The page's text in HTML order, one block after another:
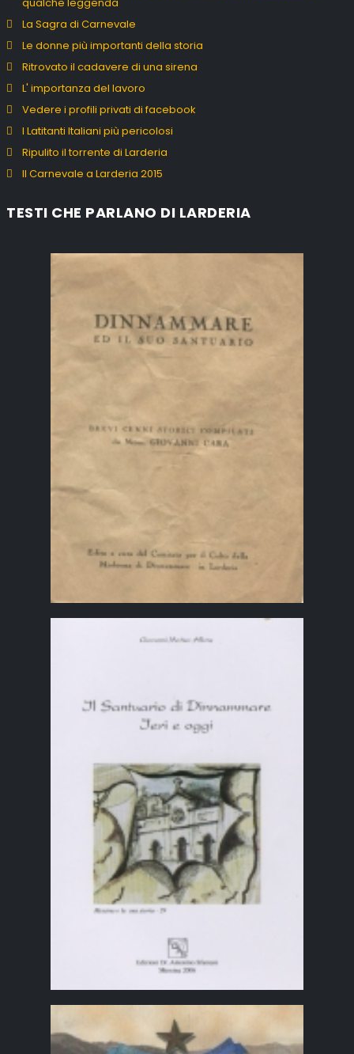
La Sagra di Carnevale
Le donne più importanti della storia
Ritrovato il cadavere di una sirena
L' importanza del lavoro
Vedere i profili privati di facebook
I Latitanti Italiani più pericolosi
Ripulito il torrente di Larderia
Il Carnevale a Larderia 2015
TESTI CHE PARLANO DI LARDERIA